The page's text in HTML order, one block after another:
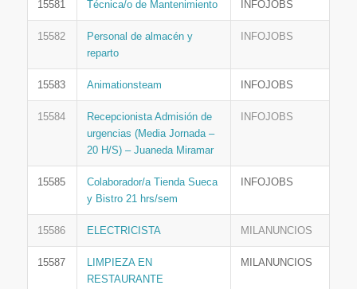
15581 Técnica/o de Mantenimiento INFOJOBS
15582
Personal de almacén y
reparto
INFOJOBS
15583 Animationsteam INFOJOBS
15584
Recepcionista Admisión de
urgencias (Media Jornada –
20 H/S) – Juaneda Miramar
INFOJOBS
15585
Colaborador/a Tienda Sueca
y Bistro 21 hrs/sem
INFOJOBS
15586 ELECTRICISTA MILANUNCIOS
15587
LIMPIEZA EN
RESTAURANTE
MILANUNCIOS